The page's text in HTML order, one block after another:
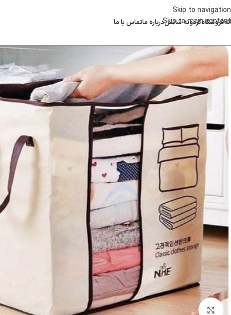
Skip to navigation
Skip to main content
فروشگاهگردونه شانسدرباره ماتماس با ما
بزرگنمایی تصویر